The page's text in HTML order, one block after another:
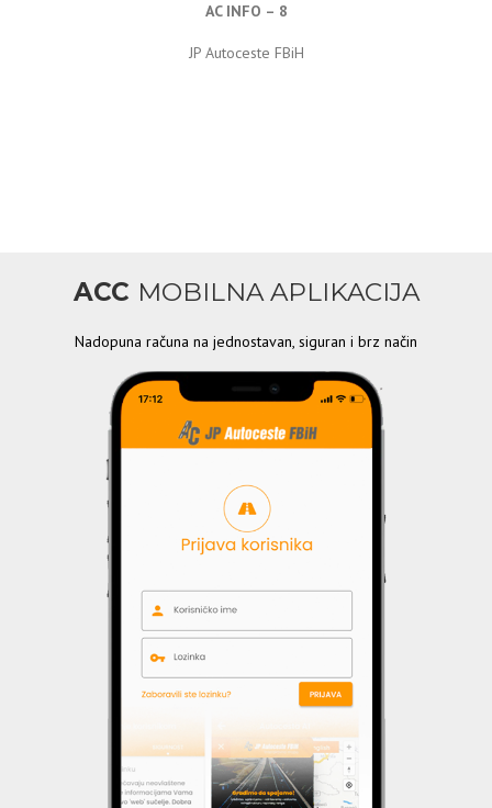
AC INFO – 8
JP Autoceste FBiH
ACC MOBILNA APLIKACIJA
Nadopuna računa na jednostavan, siguran i brz način